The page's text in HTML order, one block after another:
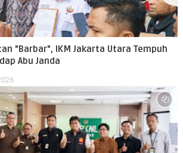
"Barbar", IKM Jakarta Utara Tempuh
Abu Janda